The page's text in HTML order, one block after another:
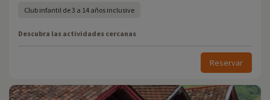
Club infantil de 3 a 14 años inclusive
Descubra las actividades cercanas
Reservar